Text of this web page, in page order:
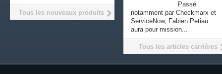
Passé
notamment par Checkmarx et
ServiceNow, Fabien Petiau
aura pour mission...
Tous les articles carrières
Tous les nouveaux produits